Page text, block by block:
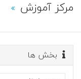
مرکز آموزش
بخش ها